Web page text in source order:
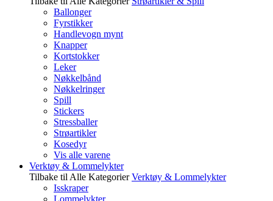
Ballonger
Fyrstikker
Handlevogn mynt
Knapper
Kortstokker
Leker
Nøkkelbånd
Nøkkelringer
Spill
Stickers
Stressballer
Strøartikler
Kosedyr
Vis alle varene
Verktøy & Lommelykter
Tilbake til Alle Kategorier Verktøy & Lommelykter
Isskraper
Lommelykter